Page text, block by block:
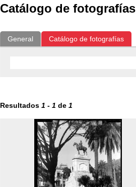
Catálogo de fotografías
General Catálogo de fotografías
Resultados 1 - 1 de 1